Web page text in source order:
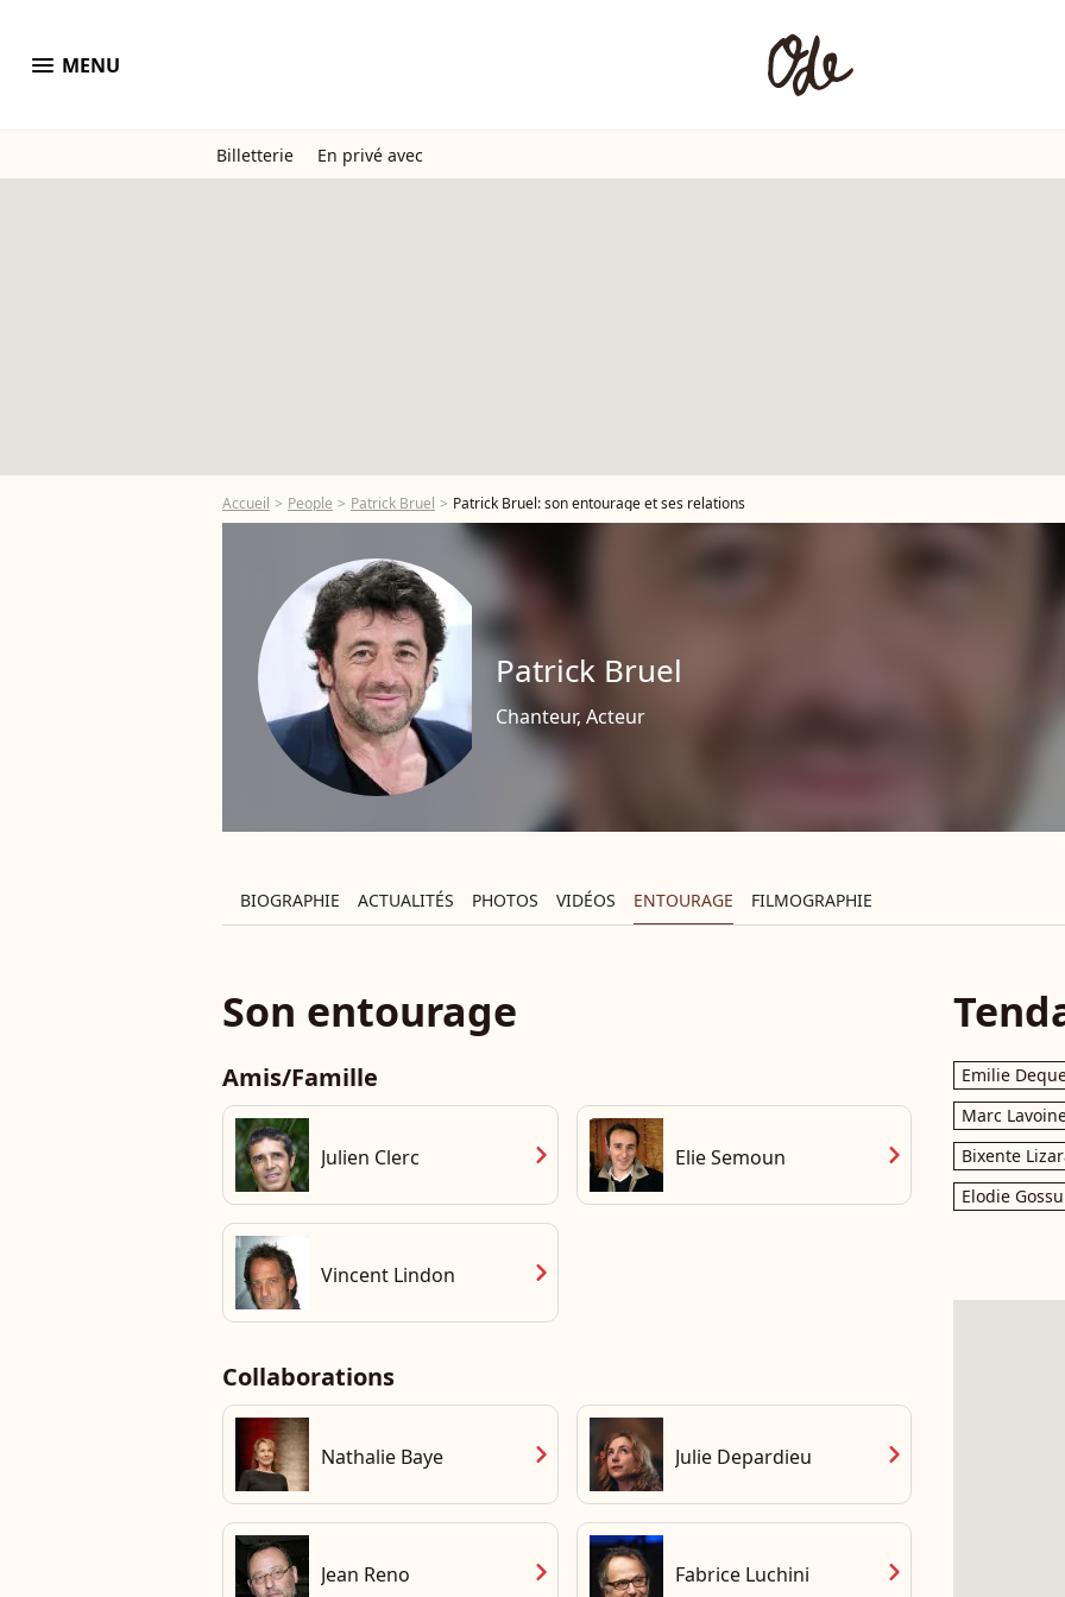
menu MENU
Billetterie En privé avec
Accueil People Patrick Bruel Patrick Bruel: son entourage et ses relations
Patrick Bruel
Chanteur, Acteur
BIOGRAPHIE ACTUALITÉS PHOTOS VIDÉOS ENTOURAGE FILMOGRAPHIE
Son entourage
Amis/Famille
Julien Clerc chevron_right Elie Semoun chevron_right
Vincent Lindon chevron_right
Collaborations
Nathalie Baye chevron_right Julie Depardieu chevron_right
Jean Reno chevron_right Fabrice Luchini chevron_right
Emilie
Marc
Bixente
Elodie